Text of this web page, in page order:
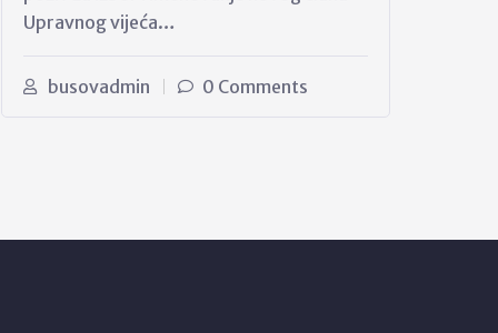
Upravnog vijeća…
busovadmin 0 Comments